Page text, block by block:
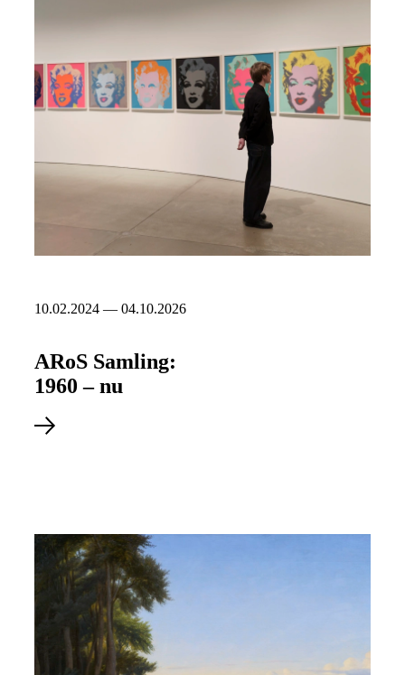
10.02.2024 — 04.10.2026
ARoS Samling:
1960 – nu